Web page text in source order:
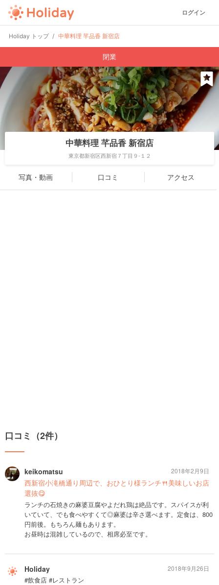
ログイン
Holiday トップ 中華料理 芊品香 新宿店
閉業
中華料理 芊品香 新宿店
東京都新宿区西新宿７丁目９-１２
写真・動画 口コミ アクセス
口コミ（2件）
keikomatsu
西新宿小滝橋通り周辺で、おひとり様ランチ🍴美味しいお店
選抜😋
ランチの石焼きの麻婆豆腐やよだれ鶏は絶品です。スパイスが利
いていて、でも食べやすくて◎麻婆は辛さ選べます。定食は、800
円前後。もちろん麺もあります。
お昼時は混雑しているので、相席必至です。
2018年2月9日
Holiday
#飲食店 #レストラン
2018年9月26日